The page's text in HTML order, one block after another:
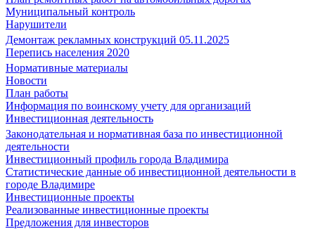
Муниципальный контроль
Нарушители
Демонтаж рекламных конструкций 05.11.2025
Перепись населения 2020
Нормативные материалы
Новости
План работы
Информация по воинскому учету для организаций
Инвестиционная деятельность
Законодательная и нормативная база по инвестиционной
деятельности
Инвестиционный профиль города Владимира
Статистические данные об инвестиционной деятельности в
городе Владимире
Инвестиционные проекты
Реализованные инвестиционные проекты
Предложения для инвесторов